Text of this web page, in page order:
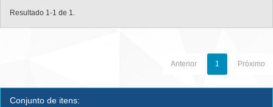
Resultado 1-1 de 1.
Anterior 1 Próximo
Conjunto de itens: